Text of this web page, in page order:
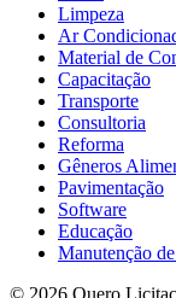
Limpeza
Ar
Material de
Capacitação
Transporte
Consultoria
Reforma
Gêneros
Pavimentação
Software
Educação
Manutenção
© 2026 Quero